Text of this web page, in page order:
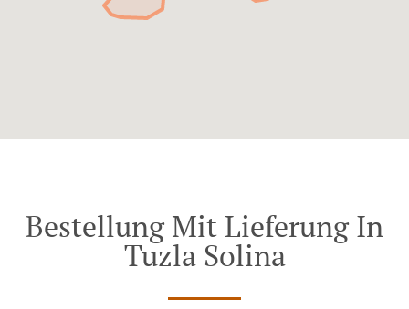
Bestellung Mit Lieferung In
Tuzla Solina